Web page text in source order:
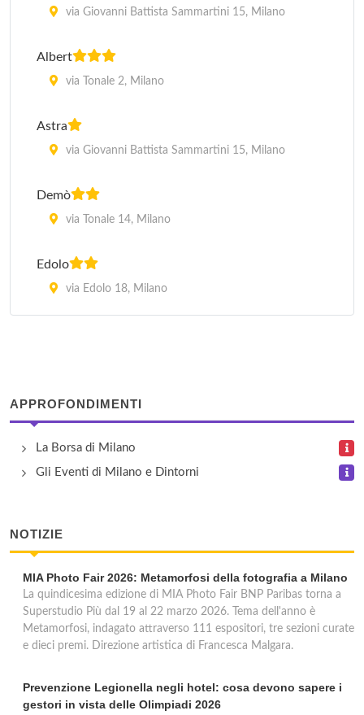
via Giovanni Battista Sammartini 15, Milano
Albert
via Tonale 2, Milano
Astra
via Giovanni Battista Sammartini 15, Milano
Demò
via Tonale 14, Milano
Edolo
via Edolo 18, Milano
Magic
Terminal
APPROFONDIMENTI
La Borsa di Milano
Gli Eventi di Milano e Dintorni
NOTIZIE
MIA Photo Fair 2026: Metamorfosi della fotografia a Milano
La quindicesima edizione di MIA Photo Fair BNP Paribas torna a
Superstudio Più dal 19 al 22 marzo 2026. Tema dell'anno è
Metamorfosi, indagato attraverso 111 espositori, tre sezioni curate
e dieci premi. Direzione artistica di Francesca Malgara.
Prevenzione Legionella negli hotel: cosa devono sapere i
gestori in vista delle Olimpiadi 2026